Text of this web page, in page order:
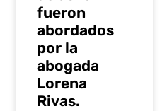
fueron
abordados
por la
abogada
Lorena
Rivas.